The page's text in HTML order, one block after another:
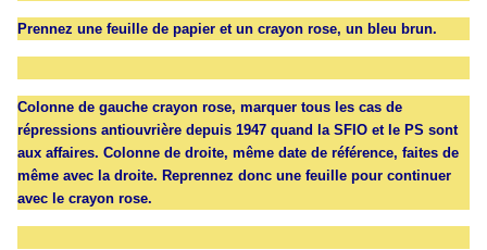
Prennez une feuille de papier et un crayon rose, un bleu brun.
Colonne de gauche crayon rose, marquer tous les cas de
répressions antiouvrière depuis 1947 quand la SFIO et le PS sont
aux affaires. Colonne de droite, même date de référence, faites de
même avec la droite. Reprennez donc une feuille pour continuer
avec le crayon rose.